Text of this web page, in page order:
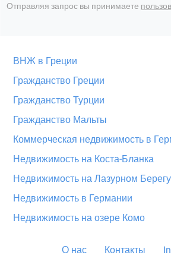
Отправляя запрос вы принимаете
ВНЖ в Греции
Гражданство Греции
Гражданство Турции
Гражданство Мальты
Коммерческая недвижимость в
Недвижимость на Коста-Бланка
Недвижимость на Лазурном Берегу
Недвижимость в Германии
Недвижимость на озере Комо
О нас Контакты